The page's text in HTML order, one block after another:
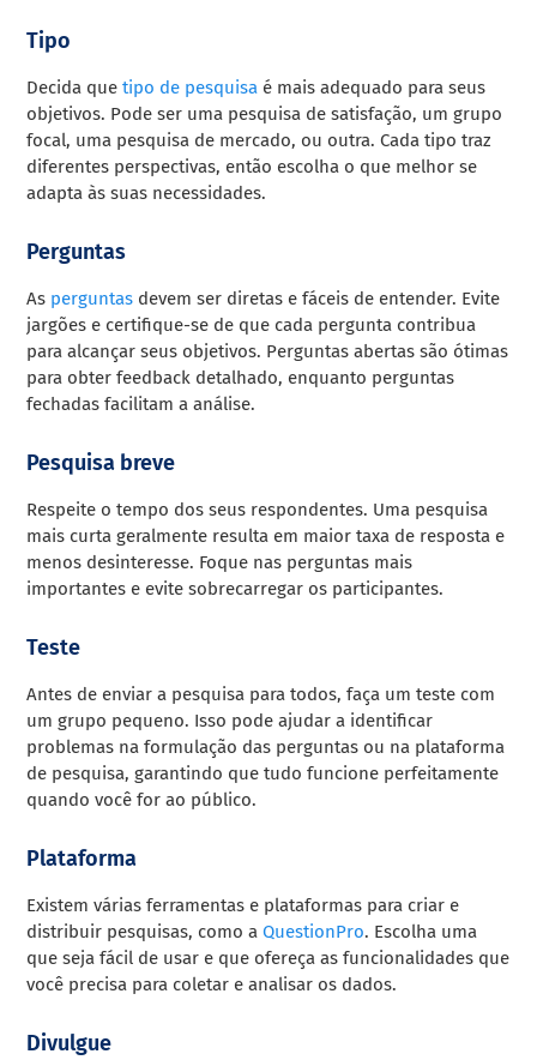
Tipo
Decida quetipo de pesquisa é mais adequado para seus
objetivos. Pode ser uma pesquisa de satisfação, um grupo
focal, uma pesquisa de mercado, ou outra. Cada tipo traz
diferentes perspectivas, então escolha o que melhor se
adapta às suas necessidades.
Perguntas
As perguntas devem ser diretas e fáceis de entender. Evite
jargões e certifique-se de que cada pergunta contribua
para alcançar seus objetivos. Perguntas abertas são ótimas
para obter feedback detalhado, enquanto perguntas
fechadas facilitam a análise.
Pesquisa breve
Respeite o tempo dos seus respondentes. Uma pesquisa
mais curta geralmente resulta em maior taxa de resposta e
menos desinteresse. Foque nas perguntas mais
importantes e evite sobrecarregar os participantes.
Teste
Antes de enviar a pesquisa para todos, faça um teste com
um grupo pequeno. Isso pode ajudar a identificar
problemas na formulação das perguntas ou na plataforma
de pesquisa, garantindo que tudo funcione perfeitamente
quando você for ao público.
Plataforma
Existem várias ferramentas e plataformas para criar e
distribuir pesquisas, como aQuestionPro. Escolha uma
que seja fácil de usar e que ofereça as funcionalidades que
você precisa para coletar e analisar os dados.
Divulgue